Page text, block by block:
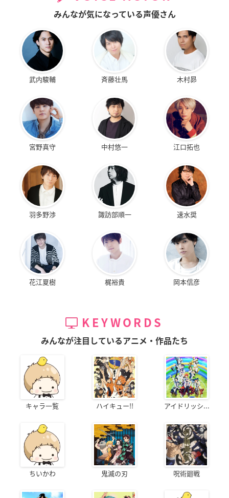
みんなが気になっている声優さん
武内駿輔 斉藤壮馬 木村昴
宮野真守 中村悠一 江口拓也
羽多野渉 諏訪部順一 速水奨
花江夏樹 梶裕貴 岡本信彦
KEYWORDS
みんなが注目しているアニメ・作品たち
キャラ一覧 ハイキュー!! アイドリッシ...
ちいかわ 鬼滅の刃 呪術廻戦